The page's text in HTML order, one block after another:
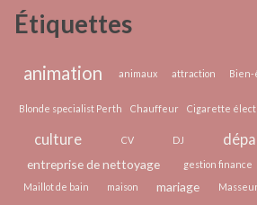
l’allocation
Étiquettes
animation animaux attraction
Blonde specialist Perth Chauffeur Cigarette
culture CV DJ
entreprise de nettoyage gestion finance
Maillot de bain maison mariage Masseur